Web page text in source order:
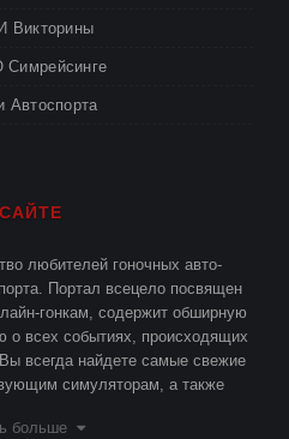
Викторины
Симрейсинге
Автоспорта
любителей гоночных авто-
Портал всецело посвящен
гонкам, содержит обширную
о всех событиях, происходящих
всегда найдете самые свежие
симуляторам, а также
больше